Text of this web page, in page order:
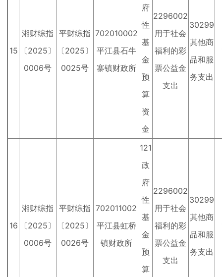
15
湘财综指
〔2025〕
0006号
平财综指
〔2025〕
0025号
702010002
平江县石牛
寨镇财政所
府
性
基
金
预
算
资
金
2296002
用于社会
福利的彩
票公益金
支出
30299
其他商
品和服
务支出
16
湘财综指
〔2025〕
0006号
平财综指
〔2025〕
0026号
702011002
平江县虹桥
镇财政所
121
政
府
性
基
金
预
算
2296002
用于社会
福利的彩
票公益金
支出
30299
其他商
品和服
务支出